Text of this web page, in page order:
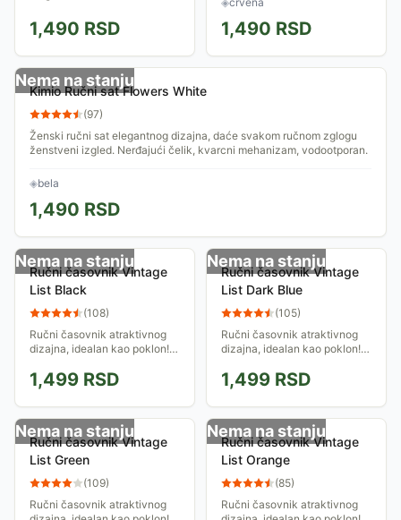
1,490 RSD 1,490 RSD
Nema na stanju
Kimio Ručni sat Flowers White
(97)
Ženski ručni sat elegantnog dizajna, daće svakom ručnom zglogu
ženstveni izgled. Nerđajući čelik, kvarcni mehanizam, vodootporan.
◈bela
1,490 RSD
Nema na stanju
Ručni časovnik Vintage
List Black
(108)
Ručni časovnik atraktivnog
dizajna, idealan kao poklon!
vremena koje pokreće
kvarcni mehanizam smešten
u okruglo kućište...
1,499 RSD
Nema na stanju
Ručni časovnik Vintage
List Dark Blue
(105)
Ručni časovnik atraktivnog
dizajna, idealan kao poklon!
vremena koje pokreće
kvarcni mehanizam smešten
u okruglo kućište...
1,499 RSD
Nema na stanju
Ručni časovnik Vintage
List Green
(109)
Ručni časovnik atraktivnog
Nema na stanju
Ručni časovnik Vintage
List Orange
(85)
Ručni časovnik atraktivnog